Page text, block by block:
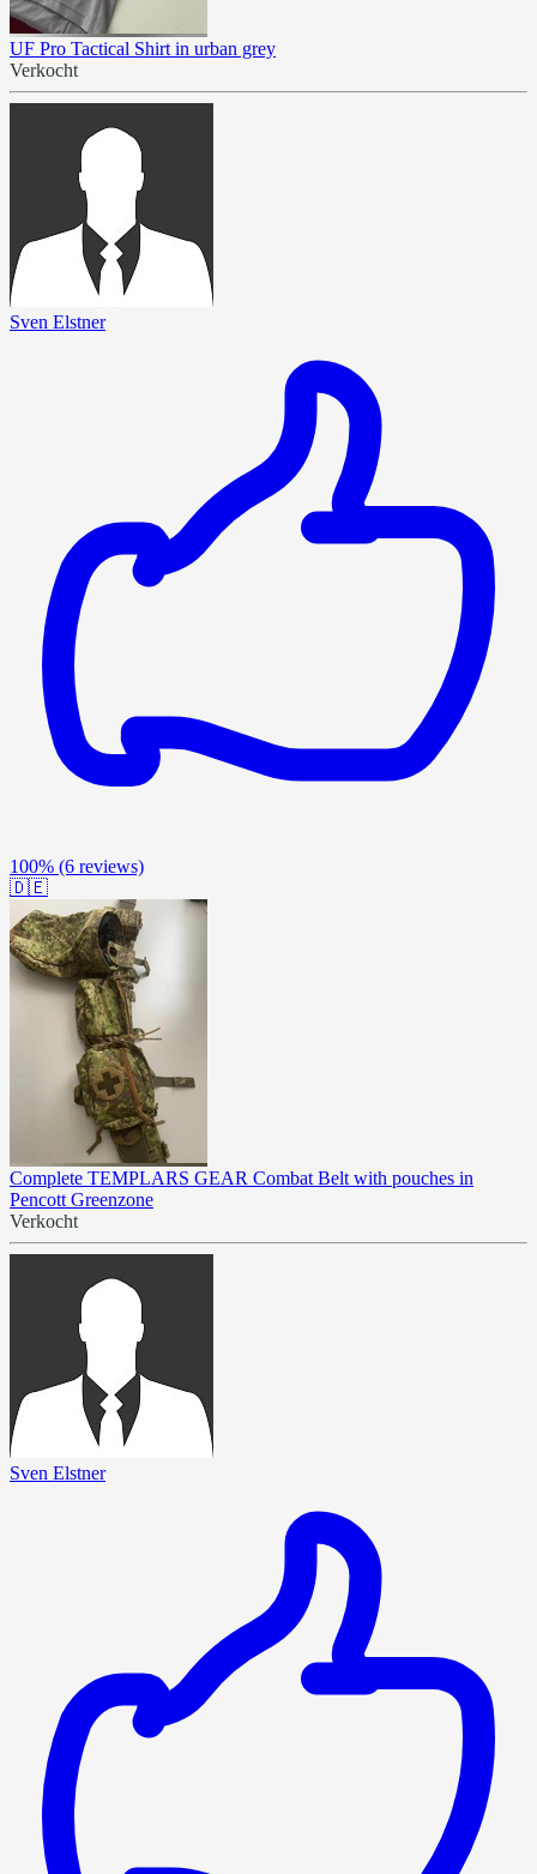
UF Pro Tactical Shirt in urban grey
Verkocht
Sven Elstner
100% (6 reviews)
🇩🇪
Complete TEMPLARS GEAR Combat Belt with pouches in
Pencott Greenzone
Verkocht
Sven Elstner